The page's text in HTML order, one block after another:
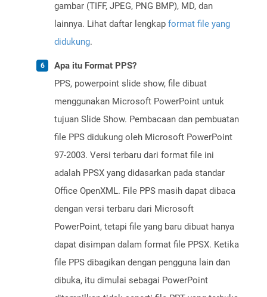
gambar (TIFF, JPEG, PNG BMP), MD, dan
lainnya. Lihat daftar lengkap format file yang
didukung.
Apa itu Format PPS?
PPS, powerpoint slide show, file dibuat
menggunakan Microsoft PowerPoint untuk
tujuan Slide Show. Pembacaan dan pembuatan
file PPS didukung oleh Microsoft PowerPoint
97-2003. Versi terbaru dari format file ini
adalah PPSX yang didasarkan pada standar
Office OpenXML. File PPS masih dapat dibaca
dengan versi terbaru dari Microsoft
PowerPoint, tetapi file yang baru dibuat hanya
dapat disimpan dalam format file PPSX. Ketika
file PPS dibagikan dengan pengguna lain dan
dibuka, itu dimulai sebagai PowerPoint